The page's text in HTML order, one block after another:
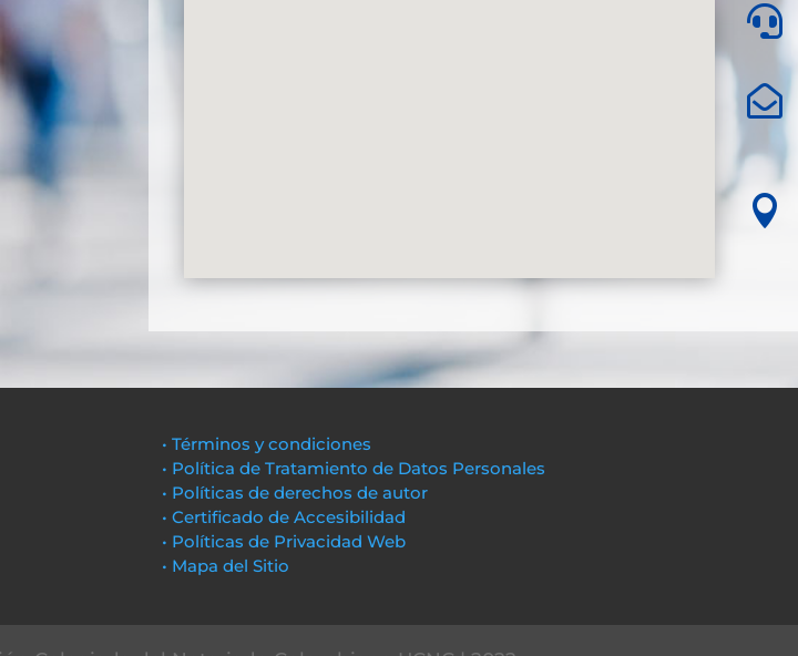



• Términos y condiciones
• Política de Tratamiento de Datos Personales
• Políticas de derechos de autor
• Certificado de Accesibilidad
• Políticas de Privacidad Web
• Mapa del Sitio